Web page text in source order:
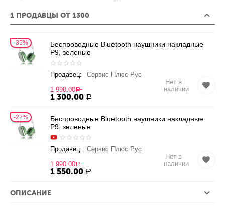
1 ПРОДАВЦЫ ОТ 1300
35%
Беспроводные Bluetooth наушники накладные
P9, зеленые
Продавец:
Сервис Плюс Рус
1 990.00Р
1 300.00 Р
Нет в
наличии
22%
Беспроводные Bluetooth наушники накладные
P9, зеленые
Продавец:
Сервис Плюс Рус
1 990.00Р
1 550.00 Р
Нет в
наличии
ОПИСАНИЕ